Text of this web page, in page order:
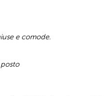
e comode.